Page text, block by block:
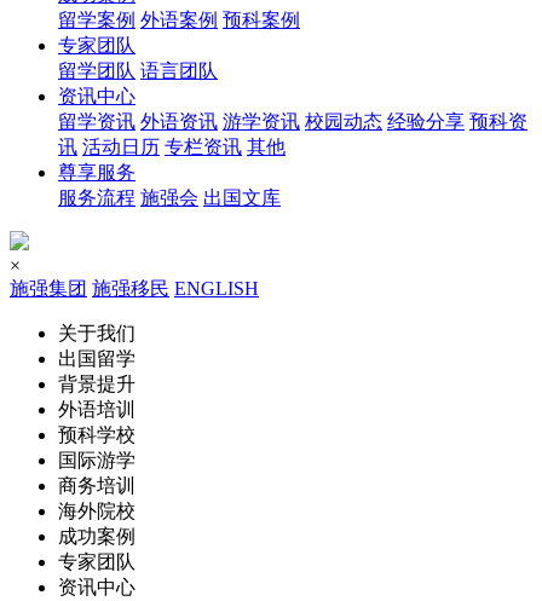
留学案例 外语案例 预科案例
专家团队
留学团队 语言团队
资讯中心
留学资讯 外语资讯 游学资讯 校园动态 经验分享 预科资
讯 活动日历 专栏资讯 其他
尊享服务
服务流程 施强会 出国文库
×
施强集团 施强移民 ENGLISH
关于我们
出国留学
背景提升
外语培训
预科学校
国际游学
商务培训
海外院校
成功案例
专家团队
资讯中心